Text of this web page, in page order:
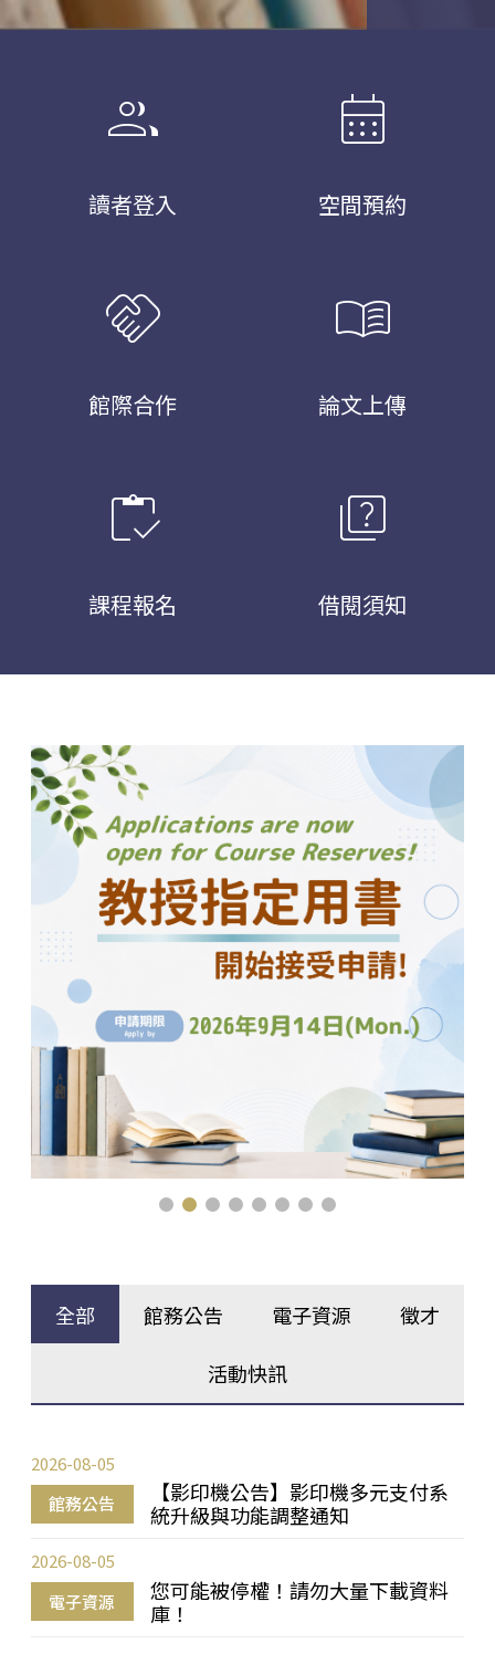
group
讀者登入
calendar_month
空間預約
handshake
館際合作
menu_book
論文上傳
inventory
課程報名
quiz
借閱須知
全部 館務公告 電子資源 徵才
活動快訊
館務公告
【影印機公告】影印機多元支付系
統升級與功能調整通知
2026-08-05
電子資源
您可能被停權！請勿大量下載資料
庫！
2026-08-05